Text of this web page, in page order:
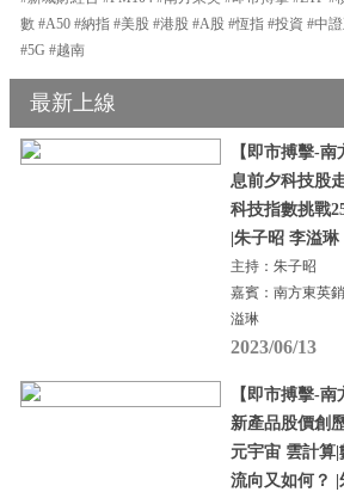
數 #A50 #納指 #美股 #港股 #A股 #恆指 #投資 #中
#5G #越南
最新上線
【即市搏擊-
息前夕科技股
科技指數挑戰
|朱子昭 李溢琳
主持：朱子昭
嘉賓：南方東英
溢琳
2023/06/13
【即市搏擊-
新產品股價創
元宇宙 雲計算
流向又如何？ |